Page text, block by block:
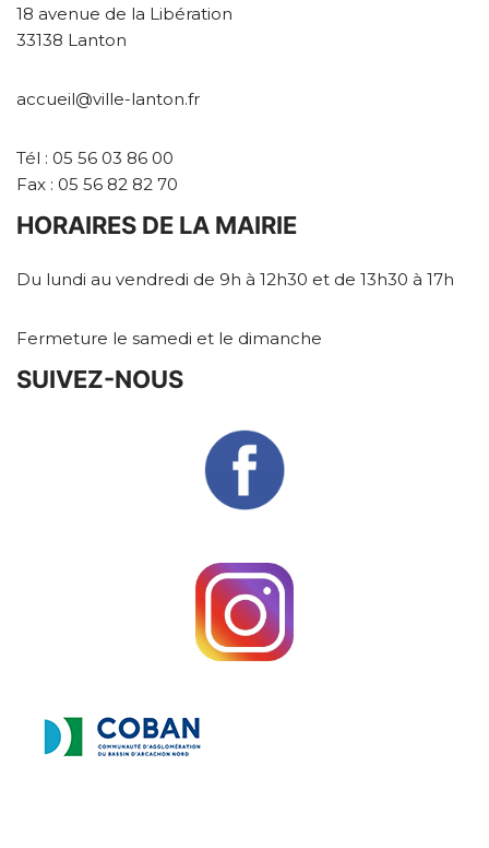
18 avenue de la Libération
33138 Lanton
accueil@ville-lanton.fr
Tél : 05 56 03 86 00
Fax : 05 56 82 82 70
HORAIRES DE LA MAIRIE
Du lundi au vendredi de 9h à 12h30 et de 13h30 à 17h
Fermeture le samedi et le dimanche
SUIVEZ-NOUS